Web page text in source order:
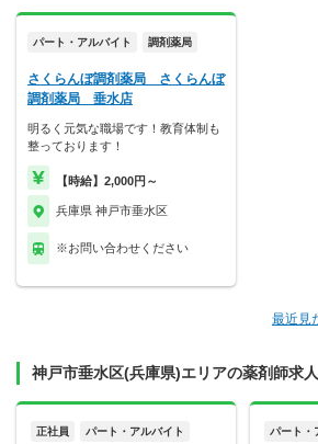
パート・アルバイト 調剤薬局
さくらんぼ調剤薬局 さくらんぼ
調剤薬局 垂水店
明るく元気な職場です！教育体制も
整っております！
【時給】2,000円～
兵庫県 神戸市垂水区
※お問い合わせください
最近見
神戸市垂水区(兵庫県)エリアの薬剤師求人
正社員 パート・アルバイト パート・